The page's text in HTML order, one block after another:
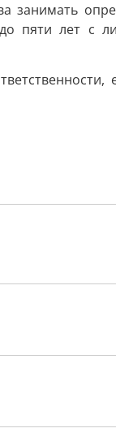
занимать
пяти лет с